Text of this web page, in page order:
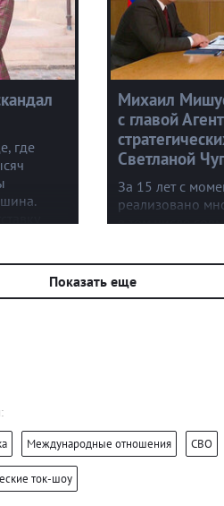
где
Михаил
с главой
Светланой
За 15 лет с
реализовано
в том числе
Показать еще
Международные отношения СВО
ток-шоу